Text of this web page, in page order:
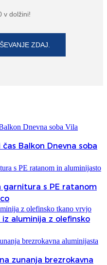
v dolžini!
ZDAJ.
Balkon Dnevna soba
garnitura s PE ratanom
aluminija z olefinsko
zunanja brezrokavna